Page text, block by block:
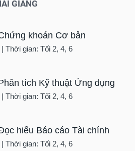
GIẢNG
khoán Cơ bản
Thời gian: Tối 2, 4, 6
tích Kỹ thuật Ứng dụng
Thời gian: Tối 2, 4, 6
hiểu Báo cáo Tài chính
Thời gian: Tối 2, 4, 6